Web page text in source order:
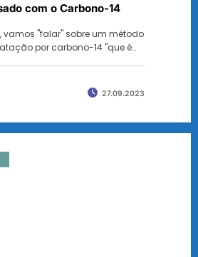
com o Carbono-14
vamos "falar" sobre um método
por carbono-14 "que é…
27.09.2023